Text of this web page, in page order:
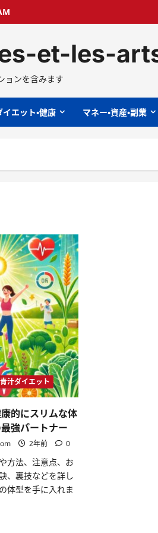
et-les-
ョンを含みます
イエット・健康 マネー・資産・副業
青汁ダイエット
的にスリムな体
強パートナー
2年前 0
方法、注意点、お
、裏技などを詳し
体型を手に入れま